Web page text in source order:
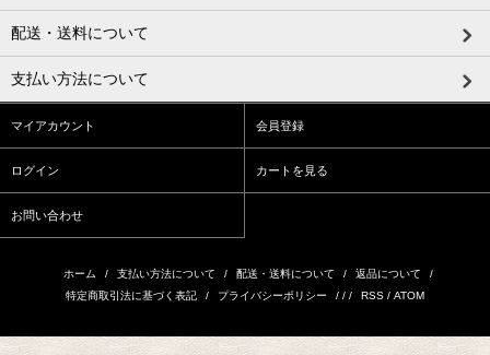
配送・送料について
支払い方法について
マイアカウント 会員登録
ログイン カートを見る
お問い合わせ
ホーム / 支払い方法について / 配送・送料について / 返品について
/
特定商取引法に基づく表記
/ プライバシーポリシー / / / RSS / ATOM